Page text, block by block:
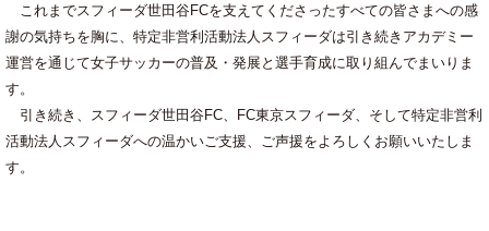
これまでスフィーダ世田谷FCを支えてくださったすべての皆さまへの感
謝の気持ちを胸に、特定非営利活動法人スフィーダは引き続きアカデミー
運営を通じて女子サッカーの普及・発展と選手育成に取り組んでまいりま
す。
引き続き、スフィーダ世田谷FC、FC東京スフィーダ、そして特定非営利
活動法人スフィーダへの温かいご支援、ご声援をよろしくお願いいたしま
す。